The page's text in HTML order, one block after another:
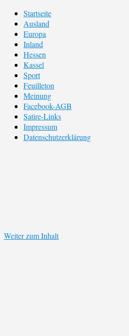
Startseite
Ausland
Europa
Inland
Hessen
Kassel
Sport
Feuilleton
Meinung
Facebook-AGB
Satire-Links
Impressum
Datenschutzerklärung
Weiter zum Inhalt